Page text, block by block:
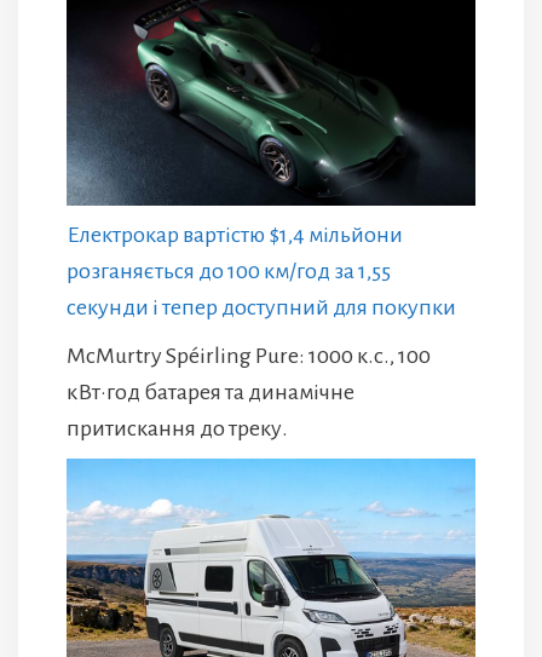
Електрокар вартістю $1,4 мільйони
розганяється до 100 км/год за 1,55
секунди і тепер доступний для покупки
McMurtry Spéirling Pure: 1000 к.с., 100
кВт·год батарея та динамічне
притискання до треку.